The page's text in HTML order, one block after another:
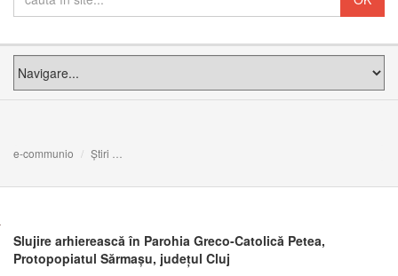
e-communio Știri
Slujire arhierească în Parohia Greco-Catolică Petea,
Protopopiatul Sărmașu, județul Cluj